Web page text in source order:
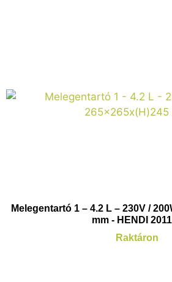
Melegentartó 1 – 4.2 L – 230V /
mm - HENDI
Raktáron